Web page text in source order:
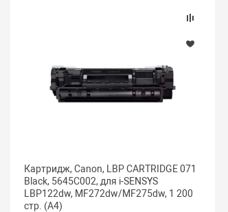
Картридж, Canon, LBP CARTRIDGE 071
Black, 5645C002, для i-SENSYS
LBP122dw, MF272dw/MF275dw, 1 200
стр. (А4)